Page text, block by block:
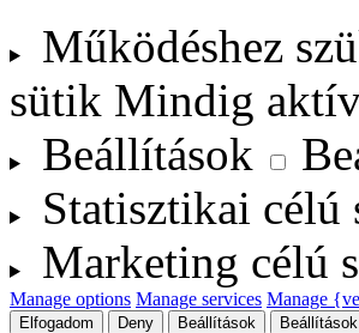
Működéshez
sütik Mindig
Beállítások
Statisztikai célú
Marketing célú
Manage options Manage services Manage
Elfogadom Deny Beállítások